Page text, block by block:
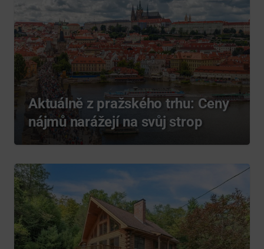
Aktuálně z pražského trhu: Ceny
nájmů narážejí na svůj strop